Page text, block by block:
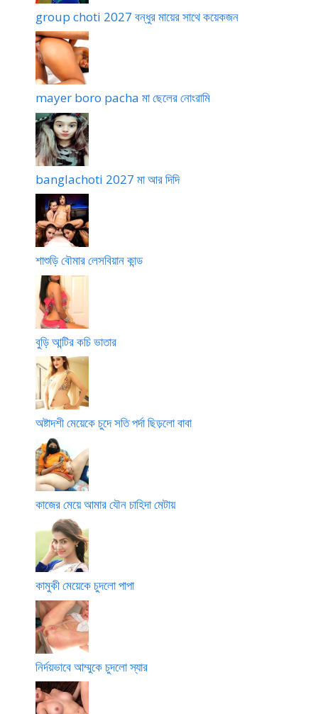
group choti 2027 বন্ধুর মায়ের সাথে কয়েকজন
mayer boro pacha মা ছেলের নোংরামি
banglachoti 2027 মা আর দিদি
শাশুড়ি বৌমার লেসবিয়ান কান্ড
বুড়ি আন্টির কচি ভাতার
অষ্টাদশী মেয়েকে চুদে সতি পর্দা ছিড়লো বাবা
কাজের মেয়ে আমার যৌন চাহিদা মেটায়
কামুকী মেয়েকে চুদলো পাপা
নির্দয়ভাবে আম্মুকে চুদলো স্যার